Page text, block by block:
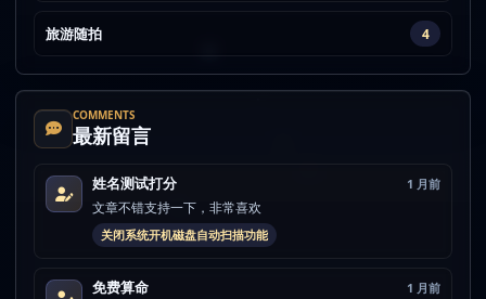
旅游随拍 4
COMMENTS
最新留言
姓名测试打分 1 月前
文章不错支持一下，非常喜欢
关闭系统开机磁盘自动扫描功能
免费算命 1 月前